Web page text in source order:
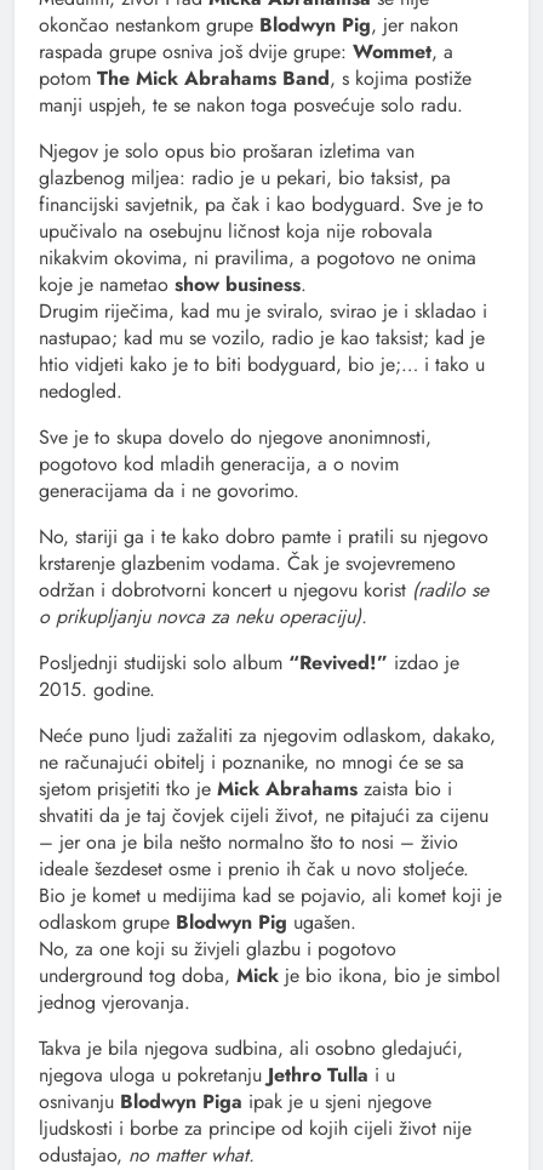
okončao nestankom grupe Blodwyn Pig, jer nakon
raspada grupe osniva još dvije grupe: Wommet, a
potom The Mick Abrahams Band, s kojima postiže
manji uspjeh, te se nakon toga posvećuje solo radu.
Njegov je solo opus bio prošaran izletima van
glazbenog miljea: radio je u pekari, bio taksist, pa
financijski savjetnik, pa čak i kao bodyguard. Sve je to
upučivalo na osebujnu ličnost koja nije robovala
nikakvim okovima, ni pravilima, a pogotovo ne onima
koje je nametao show business.
Drugim riječima, kad mu je sviralo, svirao je i skladao i
nastupao; kad mu se vozilo, radio je kao taksist; kad je
htio vidjeti kako je to biti bodyguard, bio je;… i tako u
nedogled.
Sve je to skupa dovelo do njegove anonimnosti,
pogotovo kod mladih generacija, a o novim
generacijama da i ne govorimo.
No, stariji ga i te kako dobro pamte i pratili su njegovo
krstarenje glazbenim vodama. Čak je svojevremeno
održan i dobrotvorni koncert u njegovu korist (radilo se
o prikupljanju novca za neku operaciju).
Posljednji studijski solo album “Revived!” izdao je
2015. godine.
Neće puno ljudi zažaliti za njegovim odlaskom, dakako,
ne računajući obitelj i poznanike, no mnogi će se sa
sjetom prisjetiti tko je Mick Abrahams zaista bio i
shvatiti da je taj čovjek cijeli život, ne pitajući za cijenu
– jer ona je bila nešto normalno što to nosi – živio
ideale šezdeset osme i prenio ih čak u novo stoljeće.
Bio je komet u medijima kad se pojavio, ali komet koji je
odlaskom grupe Blodwyn Pig ugašen.
No, za one koji su živjeli glazbu i pogotovo
underground tog doba, Mick je bio ikona, bio je simbol
jednog vjerovanja.
Takva je bila njegova sudbina, ali osobno gledajući,
njegova uloga u pokretanju Jethro Tulla i u
osnivanju Blodwyn Piga ipak je u sjeni njegove
ljudskosti i borbe za principe od kojih cijeli život nije
odustajao, no matter what.